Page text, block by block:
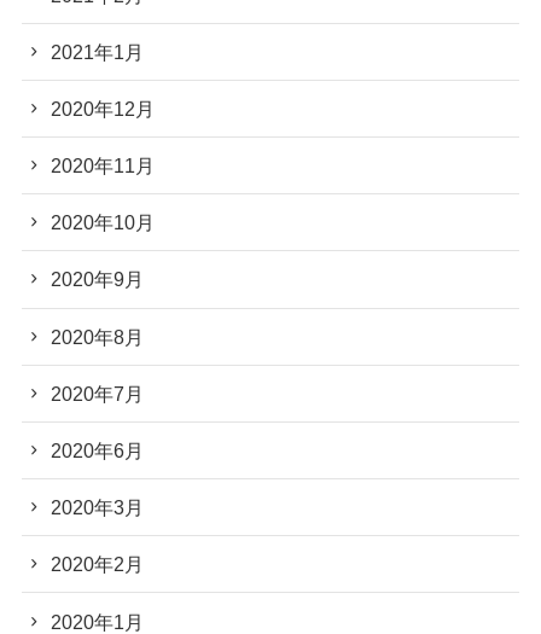
2021年1月
2020年12月
2020年11月
2020年10月
2020年9月
2020年8月
2020年7月
2020年6月
2020年3月
2020年2月
2020年1月